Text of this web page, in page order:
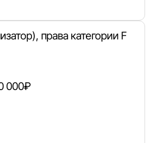
права категории F
000₽